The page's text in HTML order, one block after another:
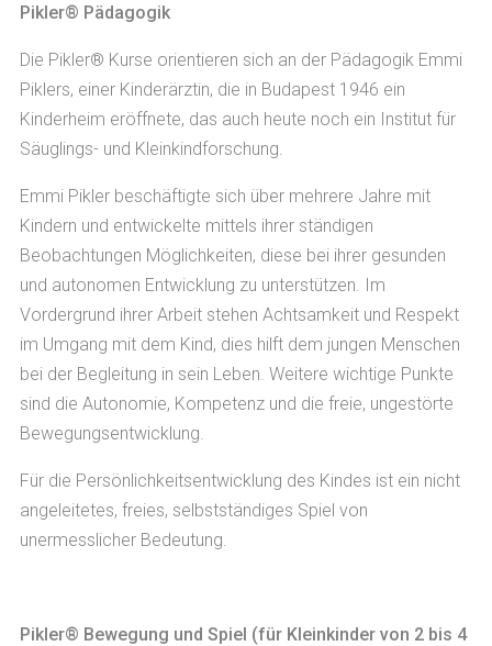
Pikler® Pädagogik
Die Pikler® Kurse orientieren sich an der Pädagogik Emmi
Piklers, einer Kinderärztin, die in Budapest 1946 ein
Kinderheim eröffnete, das auch heute noch ein Institut für
Säuglings- und Kleinkindforschung.
Emmi Pikler beschäftigte sich über mehrere Jahre mit
Kindern und entwickelte mittels ihrer ständigen
Beobachtungen Möglichkeiten, diese bei ihrer gesunden
und autonomen Entwicklung zu unterstützen. Im
Vordergrund ihrer Arbeit stehen Achtsamkeit und Respekt
im Umgang mit dem Kind, dies hilft dem jungen Menschen
bei der Begleitung in sein Leben. Weitere wichtige Punkte
sind die Autonomie, Kompetenz und die freie, ungestörte
Bewegungsentwicklung.
Für die Persönlichkeitsentwicklung des Kindes ist ein nicht
angeleitetes, freies, selbstständiges Spiel von
unermesslicher Bedeutung.
Pikler® Bewegung und Spiel (für Kleinkinder von 2 bis 4